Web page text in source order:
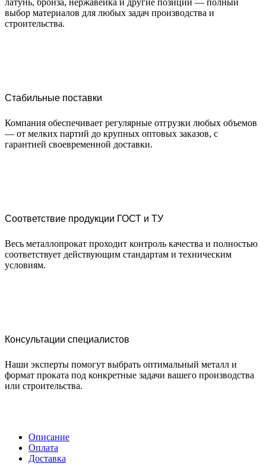
выбор материалов для любых задач производства и
строительства.
Стабильные поставки
Компания обеспечивает регулярные отгрузки любых объемов
— от мелких партий до крупных оптовых заказов, с
гарантией своевременной доставки.
Соответствие продукции ГОСТ и ТУ
Весь металлопрокат проходит контроль качества и полностью
соответствует действующим стандартам и техническим
условиям.
Консультации специалистов
Наши эксперты помогут выбрать оптимальный металл и
формат проката под конкретные задачи вашего производства
или строительства.
Описание
Оплата
Доставка